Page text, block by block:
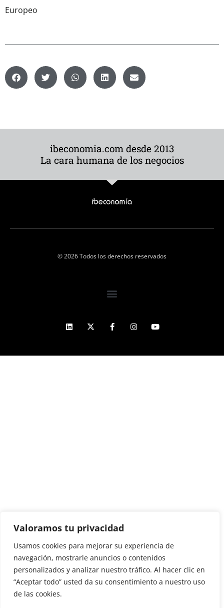
Valoramos tu privacidad
Usamos cookies para mejorar su experiencia de
navegación, mostrarle anuncios o contenidos
personalizados y analizar nuestro tráfico. Al hacer clic en
“Aceptar todo” usted da su consentimiento a nuestro uso
de las cookies.
Europeo
ibeconomia.com desde 2013
La cara humana de los negocios
© 2026 Todos los derechos reservados